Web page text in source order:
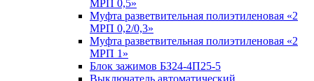
МРП 0,5»
Муфта разветвительная полиэтиленовая «2
МРП 0,2/0,3»
Муфта разветвительная полиэтиленовая «2
МРП 1»
Блок зажимов БЗ24-4П25-5
Выключатель автоматический